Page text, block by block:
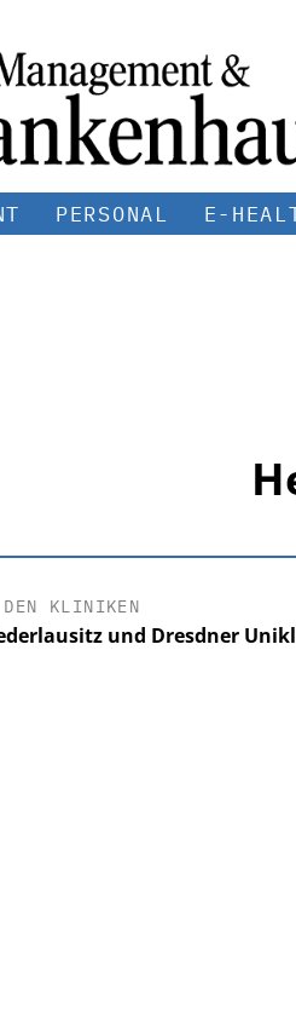
PERSONAL E-
KLINIKEN
und Dresdner